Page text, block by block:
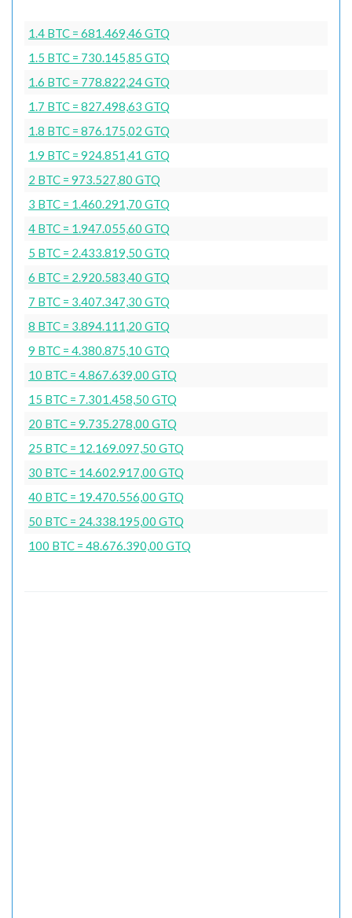
1.4 BTC = 681.469,46 GTQ
1.5 BTC = 730.145,85 GTQ
1.6 BTC = 778.822,24 GTQ
1.7 BTC = 827.498,63 GTQ
1.8 BTC = 876.175,02 GTQ
1.9 BTC = 924.851,41 GTQ
2 BTC = 973.527,80 GTQ
3 BTC = 1.460.291,70 GTQ
4 BTC = 1.947.055,60 GTQ
5 BTC = 2.433.819,50 GTQ
6 BTC = 2.920.583,40 GTQ
7 BTC = 3.407.347,30 GTQ
8 BTC = 3.894.111,20 GTQ
9 BTC = 4.380.875,10 GTQ
10 BTC = 4.867.639,00 GTQ
15 BTC = 7.301.458,50 GTQ
20 BTC = 9.735.278,00 GTQ
25 BTC = 12.169.097,50 GTQ
30 BTC = 14.602.917,00 GTQ
40 BTC = 19.470.556,00 GTQ
50 BTC = 24.338.195,00 GTQ
100 BTC = 48.676.390,00 GTQ